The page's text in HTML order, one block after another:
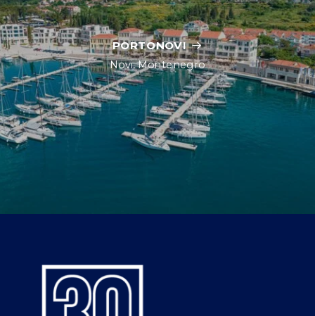
PORTONOVI
Novi, Montenegro